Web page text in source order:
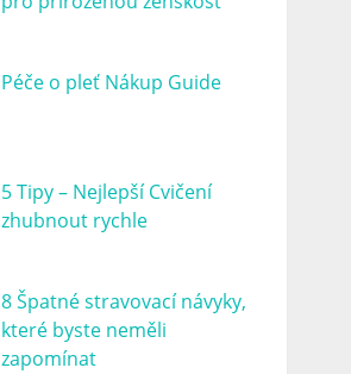
Péče o pleť Nákup Guide
5 Tipy – Nejlepší Cvičení
zhubnout rychle
8 Špatné stravovací návyky,
které byste neměli
zapomínat